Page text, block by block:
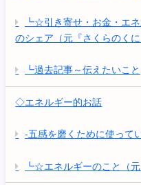
┗☆引き寄せ・お金・エネ
のシェア（元『さくらのく
┗過去記事～伝えたいこと
◇エネルギー的お話
-五感を磨くために使って
┗☆エネルギーのこと（